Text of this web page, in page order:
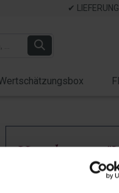
✔
Handcreme
Dank!" -